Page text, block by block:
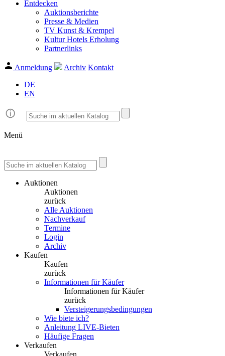
Entdecken
Auktionsberichte
Presse & Medien
TV Kunst & Krempel
Kultur Hotels Erholung
Partnerlinks
Anmeldung Archiv Kontakt
DE
EN
Menü
Auktionen
Auktionen
zurück
Alle Auktionen
Nachverkauf
Termine
Login
Archiv
Kaufen
Kaufen
zurück
Informationen für Käufer
Informationen für Käufer
zurück
Versteigerungsbedingungen
Wie biete ich?
Anleitung LIVE-Bieten
Häufige Fragen
Verkaufen
Verkaufen